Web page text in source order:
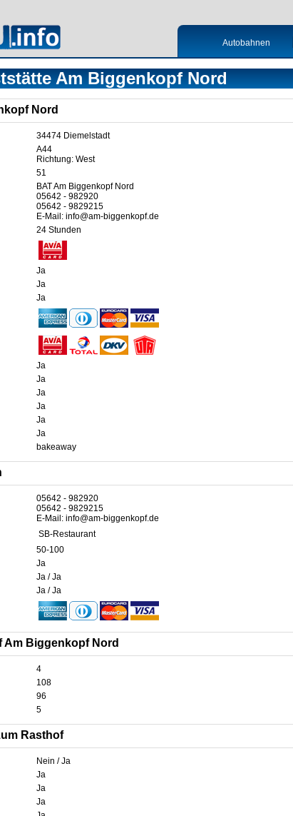
Autobahnen
Am Biggenkopf Nord
Nord
34474 Diemelstadt
A44
Richtung: West
51
BAT Am Biggenkopf Nord
05642 - 982920
05642 - 9829215
E-Mail: info@am-biggenkopf.de
24 Stunden
Ja
Ja
Ja
Ja
Ja
Ja
Ja
Ja
Ja
bakeaway
05642 - 982920
05642 - 9829215
E-Mail: info@am-biggenkopf.de
SB-Restaurant
50-100
Ja
Ja / Ja
Ja / Ja
Am Biggenkopf Nord
4
108
96
5
Rasthof
Nein / Ja
Ja
Ja
Ja